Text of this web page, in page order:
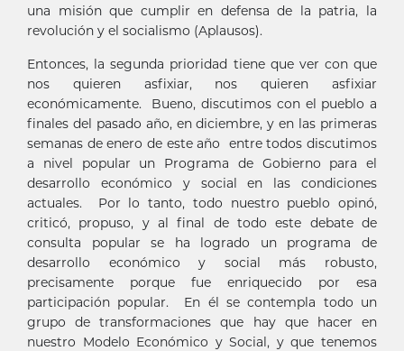
una misión que cumplir en defensa de la patria, la
revolución y el socialismo (Aplausos).
Entonces, la segunda prioridad tiene que ver con que
nos quieren asfixiar, nos quieren asfixiar
económicamente. Bueno, discutimos con el pueblo a
finales del pasado año, en diciembre, y en las primeras
semanas de enero de este año entre todos discutimos
a nivel popular un Programa de Gobierno para el
desarrollo económico y social en las condiciones
actuales. Por lo tanto, todo nuestro pueblo opinó,
criticó, propuso, y al final de todo este debate de
consulta popular se ha logrado un programa de
desarrollo económico y social más robusto,
precisamente porque fue enriquecido por esa
participación popular. En él se contempla todo un
grupo de transformaciones que hay que hacer en
nuestro Modelo Económico y Social, y que tenemos